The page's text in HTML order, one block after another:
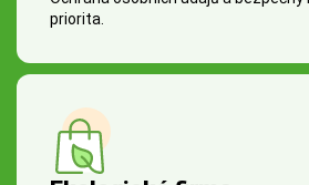
priorita.